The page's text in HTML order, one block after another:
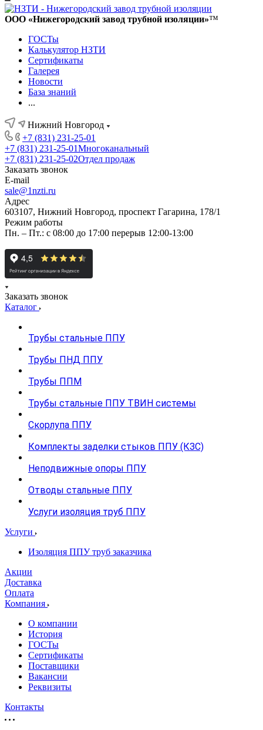
ООО «Нижегородский завод трубной изоляции»™
ГОСТы
Калькулятор НЗТИ
Сертификаты
Галерея
Новости
База знаний
...
Нижний Новгород
+7 (831) 231-25-01
+7 (831) 231-25-01Многоканальный
+7 (831) 231-25-02Отдел продаж
Заказать звонок
E-mail
sale@1nzti.ru
Адрес
603107, Нижний Новгород, проспект Гагарина, 178/1
Режим работы
Пн. – Пт.: с 08:00 до 17:00 перерыв 12:00-13:00
Заказать звонок
Каталог
Трубы стальные ППУ
Трубы ПНД ППУ
Трубы ППМ
Трубы стальные ППУ ТВИН системы
Скорлупа ППУ
Комплекты заделки стыков ППУ (КЗС)
Неподвижные опоры ППУ
Отводы стальные ППУ
Услуги изоляция труб ППУ
Услуги
Изоляция ППУ труб заказчика
Акции
Доставка
Оплата
Компания
О компании
История
ГОСТы
Сертификаты
Поставщики
Вакансии
Реквизиты
Контакты